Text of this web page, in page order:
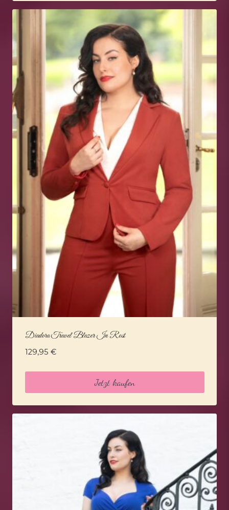
Diadora Travel Blazer In Rost
129,95 €
Jetzt kaufen